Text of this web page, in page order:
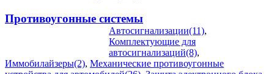
Противоугонные системы
Автосигнализации(11),
Комплектующие для
автосигнализаций(8),
Иммобилайзеры(2), Механические противоугонные